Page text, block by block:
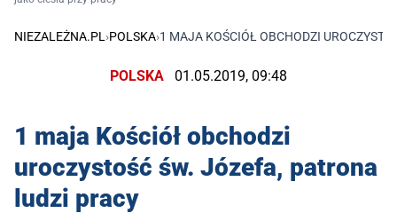
NIEZALEŻNA.PL›POLSKA›1 MAJA KOŚCIÓŁ OBCHODZI
POLSKA 01.05.2019, 09:48
1 maja Kościół obchodzi
uroczystość św. Józefa, patrona
ludzi pracy